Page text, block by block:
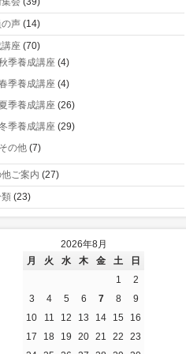
声 (14)
座 (70)
季養成講座 (4)
季養成講座 (4)
夏季養成講座 (26)
季養成講座 (29)
その他 (7)
ご案内 (27)
(23)
2026年8月
月
火 水 木 金 土
日
1
2
3
4 5 6 7 8
9
10
11 12 13 14 15
16
17
18 19 20 21 22
23